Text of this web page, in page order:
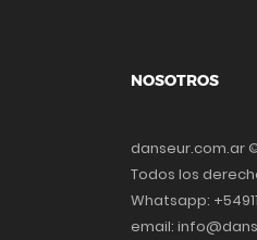
NOSOTROS
danseur.com.ar
Todos los
Whatsapp:
email: